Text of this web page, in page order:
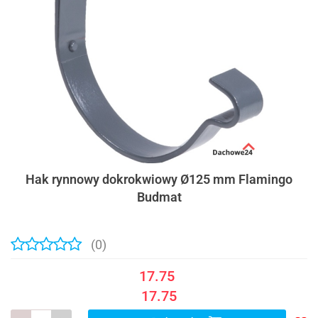
Hak rynnowy dokrokwiowy Ø125 mm Flamingo
Budmat
(0)
17.75
17.75